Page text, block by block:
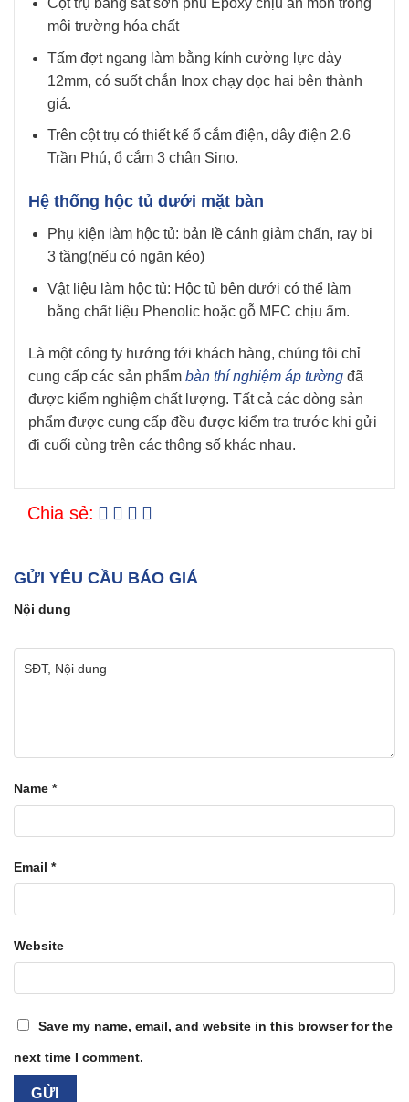
Cột trụ bằng sắt sơn phủ Epoxy chịu ăn mòn trong
môi trường hóa chất
Tấm đợt ngang làm bằng kính cường lực dày
12mm, có suốt chắn Inox chạy dọc hai bên thành
giá.
Trên cột trụ có thiết kế ổ cắm điện, dây điện 2.6
Trần Phú, ổ cắm 3 chân Sino.
Hệ thống hộc tủ dưới mặt bàn
Phụ kiện làm hộc tủ: bản lề cánh giảm chấn, ray bi
3 tầng(nếu có ngăn kéo)
Vật liệu làm hộc tủ: Hộc tủ bên dưới có thể làm
bằng chất liệu Phenolic hoặc gỗ MFC chịu ẩm.
Là một công ty hướng tới khách hàng, chúng tôi chỉ
cung cấp các sản phẩm bàn thí nghiệm áp tườngđã
được kiểm nghiệm chất lượng. Tất cả các dòng sản
phẩm được cung cấp đều được kiểm tra trước khi gửi
đi cuối cùng trên các thông số khác nhau.
Chia sẻ:
GỬI YÊU CẦU BÁO GIÁ
Nội dung
Name *
Email *
Website
Save my name, email, and website in this browser for the
next time I comment.